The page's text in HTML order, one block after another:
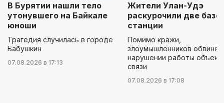
В Бурятии нашли тело
утонувшего на Байкале
юноши
Трагедия случилась в городе
Бабушкин
07.08.2026 в 17:13
Жители Улан-Удэ
раскурочили две
станции
Помимо кражи,
злоумышленников
нарушении работы
связи
07.08.2026 в 17:08